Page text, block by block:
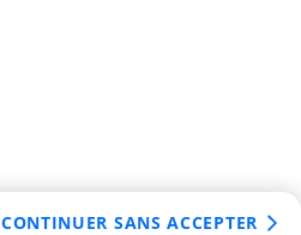
CONTINUER SANS ACCEPTER